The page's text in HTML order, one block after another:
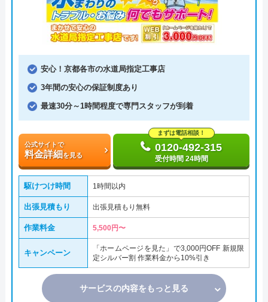
安心！京都各市の水道局指定工事店
3年間の安心の保証制度あり
最速30分～1時間程度で専門スタッフが到着
公式サイトで
料金詳細を見る
まずは電話相談！
0120-492-315
受付時間 24時間
駆けつけ時間 1時間以内
出張見積もり 出張見積もり無料
作業料金 5,500円〜
キャンペーン
「ホームページを見た」で3,000円OFF 新規限
定シルバー割 作業料金から10%引き
サービスの内容をもっと見る